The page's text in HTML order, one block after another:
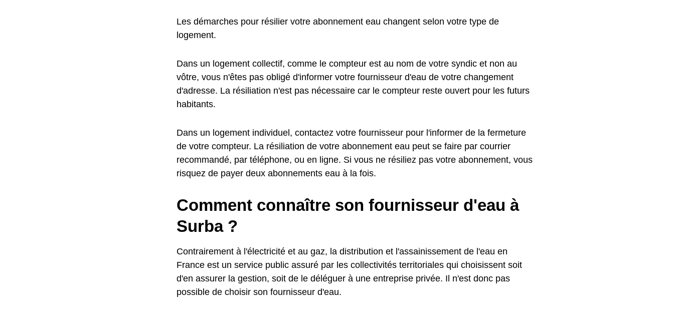
Les démarches pour résilier votre abonnement eau changent selon votre type de
logement.
Dans un logement collectif, comme le compteur est au nom de votre syndic et non au
vôtre, vous n'êtes pas obligé d'informer votre fournisseur d'eau de votre changement
d'adresse. La résiliation n'est pas nécessaire car le compteur reste ouvert pour les futurs
habitants.
Dans un logement individuel, contactez votre fournisseur pour l'informer de la fermeture
de votre compteur. La résiliation de votre abonnement eau peut se faire par courrier
recommandé, par téléphone, ou en ligne. Si vous ne résiliez pas votre abonnement, vous
risquez de payer deux abonnements eau à la fois.
Comment connaître son fournisseur d'eau à
Surba ?
Contrairement à l'électricité et au gaz, la distribution et l'assainissement de l'eau en
France est un service public assuré par les collectivités territoriales qui choisissent soit
d'en assurer la gestion, soit de le déléguer à une entreprise privée. Il n'est donc pas
possible de choisir son fournisseur d'eau.